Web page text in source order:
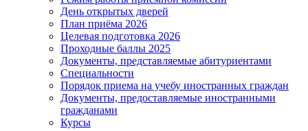
День открытых дверей
План приёма 2026
Целевая подготовка 2026
Проходные баллы 2025
Документы, представляемые абитуриентами
Специальности
Порядок приема на учебу иностранных граждан
Документы, предоставляемые иностранными
гражданами
Курсы